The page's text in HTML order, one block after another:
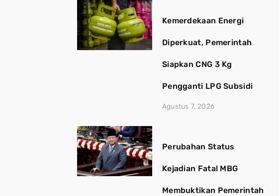
Kemerdekaan Energi
Diperkuat, Pemerintah
Siapkan CNG 3 Kg
Pengganti LPG Subsidi
Agustus 7, 2026
Perubahan Status
Kejadian Fatal MBG
Membuktikan Pemerintah